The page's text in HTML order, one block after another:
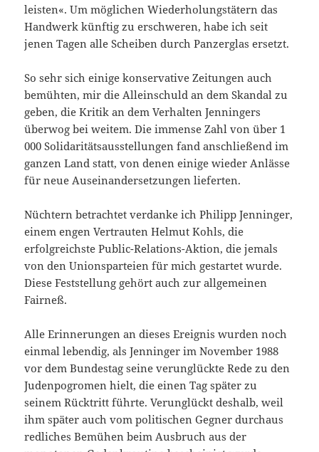
leisten«. Um möglichen Wiederholungstätern das
Handwerk künftig zu erschweren, habe ich seit
jenen Tagen alle Scheiben durch Panzerglas ersetzt.
So sehr sich einige konservative Zeitungen auch
bemühten, mir die Alleinschuld an dem Skandal zu
geben, die Kritik an dem Verhalten Jenningers
überwog bei weitem. Die immense Zahl von über 1
000 Solidaritätsausstellungen fand anschließend im
ganzen Land statt, von denen einige wieder Anlässe
für neue Auseinandersetzungen lieferten.
Nüchtern betrachtet verdanke ich Philipp Jenninger,
einem engen Vertrauten Helmut Kohls, die
erfolgreichste Public-Relations-Aktion, die jemals
von den Unionsparteien für mich gestartet wurde.
Diese Feststellung gehört auch zur allgemeinen
Fairneß.
Alle Erinnerungen an dieses Ereignis wurden noch
einmal lebendig, als Jenninger im November 1988
vor dem Bundestag seine verunglückte Rede zu den
Judenpogromen hielt, die einen Tag später zu
seinem Rücktritt führte. Verunglückt deshalb, weil
ihm später auch vom politischen Gegner durchaus
redliches Bemühen beim Ausbruch aus der